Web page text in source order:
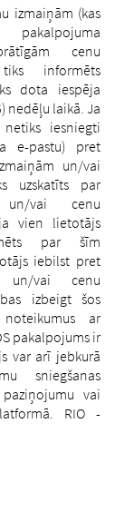
izmaiņām (kas
cenu
informēts
dota iespēja
nedēļu laikā. Ja
iesniegti
e-pastu) pret
un/vai
uzskatīts par
un/vai cenu
vien lietotājs
par šīm
iebilst pret
un/vai cenu
izbeigt šos
noteikumus ar
pakalpojums ir
var arī jebkurā
sniegšanas
vai
RIO -